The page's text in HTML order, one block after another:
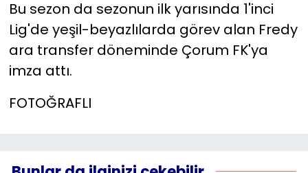
Bu sezon da sezonun ilk yarısında 1'inci
Lig'de yeşil-beyazlılarda görev alan Fredy
ara transfer döneminde Çorum FK'ya
imza attı.
FOTOĞRAFLI